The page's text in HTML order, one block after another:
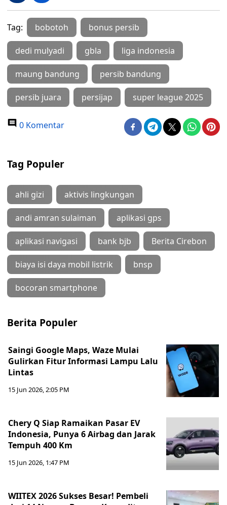
Tag: bobotoh bonus persib
dedi mulyadi gbla liga indonesia
maung bandung persib bandung
persib juara persijap super league 2025
0 Komentar
Tag Populer
ahli gizi aktivis lingkungan
andi amran sulaiman aplikasi gps
aplikasi navigasi bank bjb Berita Cirebon
biaya isi daya mobil listrik bnsp
bocoran smartphone
Berita Populer
Saingi Google Maps, Waze Mulai
Gulirkan Fitur Informasi Lampu Lalu
Lintas
15 Jun 2026, 2:05 PM
Chery Q Siap Ramaikan Pasar EV
Indonesia, Punya 6 Airbag dan Jarak
Tempuh 400 Km
15 Jun 2026, 1:47 PM
WIITEX 2026 Sukses Besar! Pembeli